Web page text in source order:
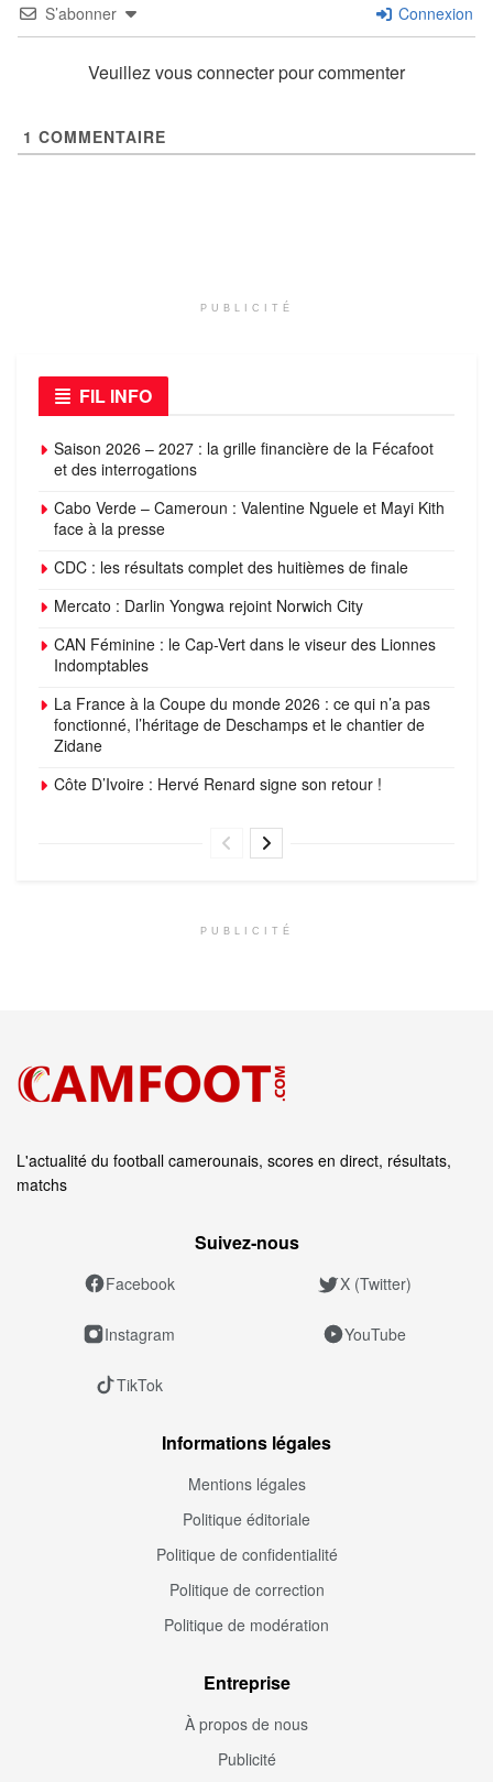
S’abonner Connexion
Veuillez vous connecter pour commenter
1 COMMENTAIRE
PUBLICITÉ
FIL INFO
Saison 2026 – 2027 : la grille financière de la Fécafoot
et des interrogations
Cabo Verde – Cameroun : Valentine Nguele et Mayi Kith
face à la presse
CDC : les résultats complet des huitièmes de finale
Mercato : Darlin Yongwa rejoint Norwich City
CAN Féminine : le Cap-Vert dans le viseur des Lionnes
Indomptables
La France à la Coupe du monde 2026 : ce qui n’a pas
fonctionné, l’héritage de Deschamps et le chantier de
Zidane
Côte D’Ivoire : Hervé Renard signe son retour !
PUBLICITÉ
L'actualité du football camerounais, scores en direct, résultats,
matchs
Suivez‑nous
Facebook X (Twitter)
Instagram YouTube
TikTok
Informations légales
Mentions légales
Politique éditoriale
Politique de confidentialité
Politique de correction
Politique de modération
Entreprise
À propos de nous
Publicité